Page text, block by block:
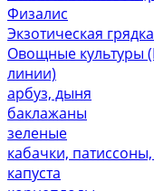
Физалис
Экзотическая грядка
Овощные культуры
линии)
арбуз, дыня
баклажаны
зеленые
кабачки,
капуста